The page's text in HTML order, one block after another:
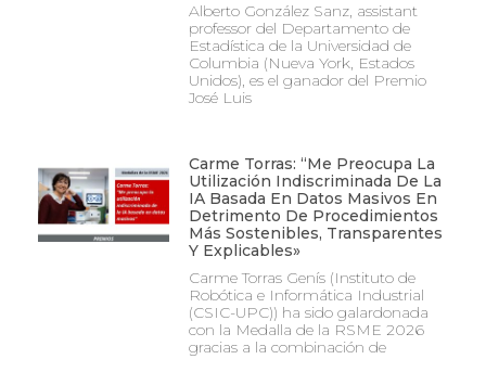
Alberto González Sanz, assistant
professor del Departamento de
Estadística de la Universidad de
Columbia (Nueva York, Estados
Unidos), es el ganador del Premio
José Luis
Carme Torras: “Me Preocupa La
Utilización Indiscriminada De La
IA Basada En Datos Masivos En
Detrimento De Procedimientos
Más Sostenibles, Transparentes
Y Explicables»
Carme Torras Genís (Instituto de
Robótica e Informática Industrial
(CSIC-UPC)) ha sido galardonada
con la Medalla de la RSME 2026
gracias a la combinación de